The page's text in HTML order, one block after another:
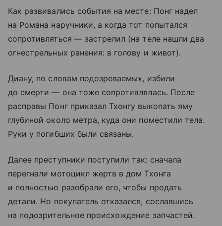
Как развивались события на месте: Понг надел
на Романа наручники, а когда тот попытался
сопротивляться — застрелил (на теле нашли два
огнестрельных ранения: в голову и живот).
Диану, по словам подозреваемых, избили
до смерти — она тоже сопротивлялась. После
расправы Понг приказал Тхонгу выкопать яму
глубиной около метра, куда они поместили тела.
Руки у погибших были связаны.
Далее преступники поступили так: сначала
перегнали мотоцикл жертв в дом Тхонга
и полностью разобрали его, чтобы продать
детали. Но покупатель отказался, сославшись
на подозрительное происхождение запчастей.